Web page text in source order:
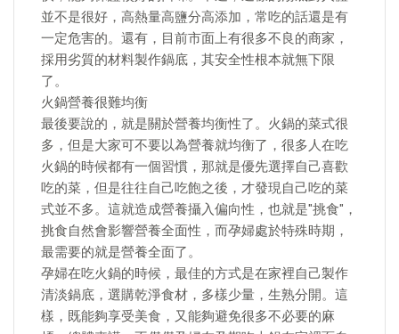
並不是很好，高熱量高鹽分高添加，常吃的話還是有
一定危害的。還有，目前市面上有很多不良的商家，
採用劣質的材料製作鍋底，其安全性根本就無下限
了。
火鍋營養很難均衡
最後要說的，就是關於營養均衡性了。火鍋的菜式很
多，但是大家可不要以為營養就均衡了，很多人在吃
火鍋的時候都有一個習慣，那就是優先選擇自己喜歡
吃的菜，但是往往自己吃飽之後，才發現自己吃的菜
式並不多。這就造成營養攝入偏向性，也就是"挑食"，
挑食自然會影響營養全面性，而孕婦處於特殊時期，
最需要的就是營養全面了。
孕婦在吃火鍋的時候，最佳的方式是在家裡自己製作
清淡鍋底，選購乾淨食材，多樣少量，生熟分開。這
樣，既能夠享受美食，又能夠避免很多不必要的麻